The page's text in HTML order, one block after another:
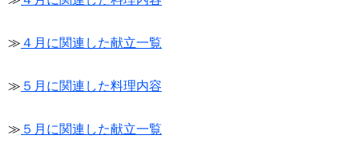
≫ ４月に関連した献立一覧
≫ ５月に関連した料理内容
≫ ５月に関連した献立一覧